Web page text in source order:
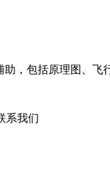
助，包括原理图、飞
系我们